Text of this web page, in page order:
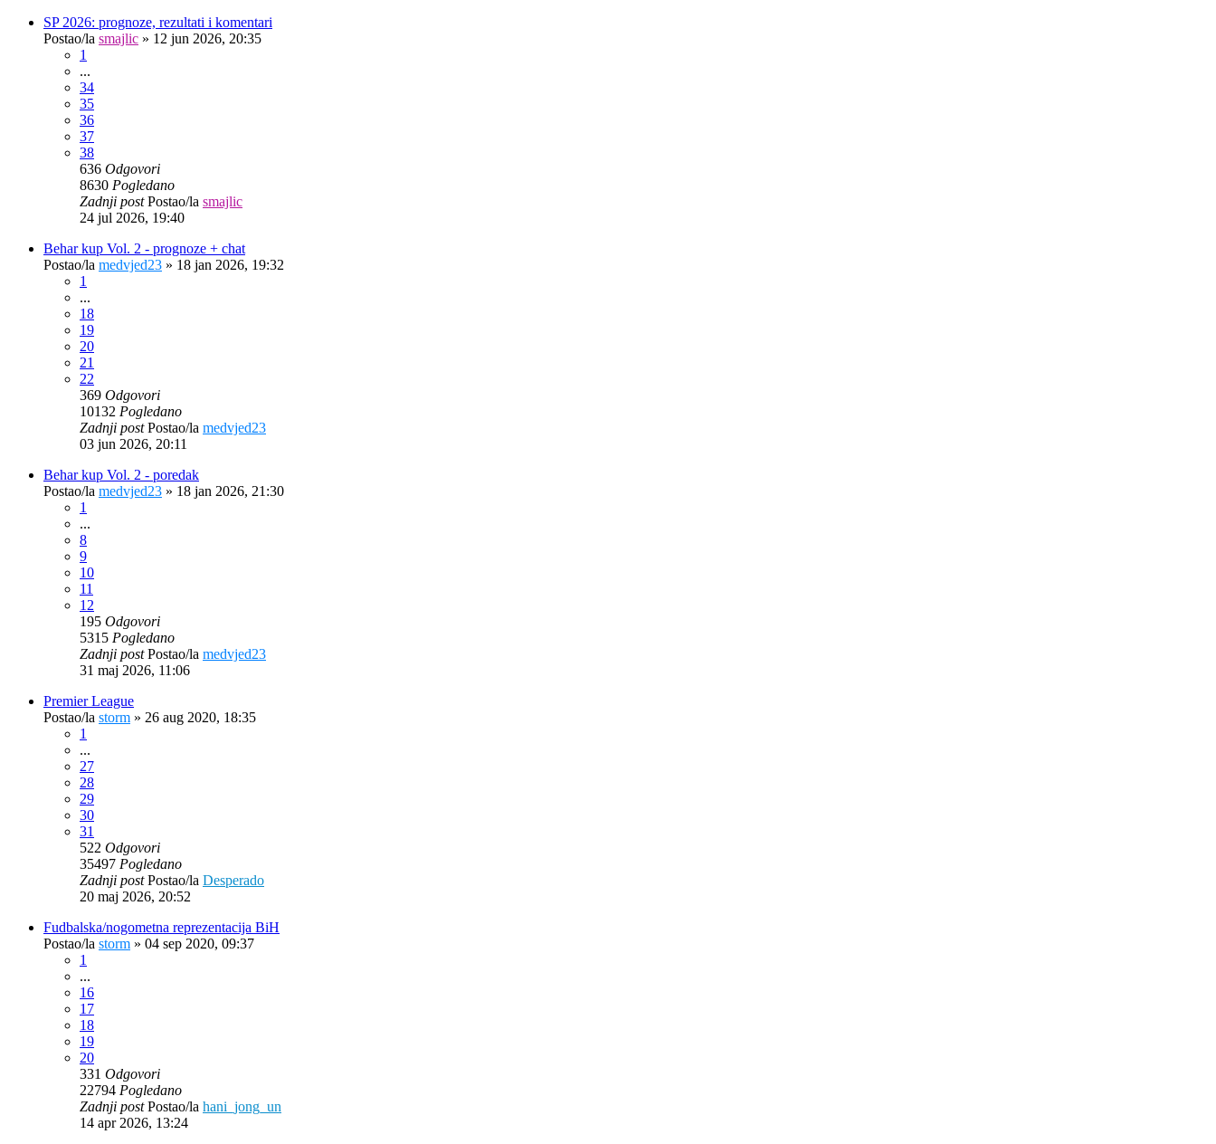
SP 2026: prognoze, rezultati i komentari
Postao/la smajlic » 12 jun 2026, 20:35
1
...
34
35
36
37
38
636 Odgovori
8630 Pogledano
Zadnji postPostao/la smajlic
24 jul 2026, 19:40
Behar kup Vol. 2 - prognoze + chat
Postao/la medvjed23 » 18 jan 2026, 19:32
1
...
18
19
20
21
22
369 Odgovori
10132 Pogledano
Zadnji postPostao/la medvjed23
03 jun 2026, 20:11
Behar kup Vol. 2 - poredak
Postao/la medvjed23 » 18 jan 2026, 21:30
1
...
8
9
10
11
12
195 Odgovori
5315 Pogledano
Zadnji postPostao/la medvjed23
31 maj 2026, 11:06
Premier League
Postao/la storm » 26 aug 2020, 18:35
1
...
27
28
29
30
31
522 Odgovori
35497 Pogledano
Zadnji postPostao/la Desperado
20 maj 2026, 20:52
Fudbalska/nogometna reprezentacija BiH
Postao/la storm » 04 sep 2020, 09:37
1
...
16
17
18
19
20
331 Odgovori
22794 Pogledano
Zadnji postPostao/la hani_jong_un
14 apr 2026, 13:24